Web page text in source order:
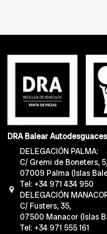
DRA Balear Autodesguaces
DELEGACIÓN PALMA:
C/ Gremi de Boneters,
07009 Palma (Islas
Tel: +34 971 434 950
DELEGACIÓN
C/ Fusters, 35,
07500 Manacor (Islas
Tel: +34 971 555 161